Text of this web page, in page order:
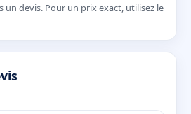
un devis. Pour un prix exact, utilisez le